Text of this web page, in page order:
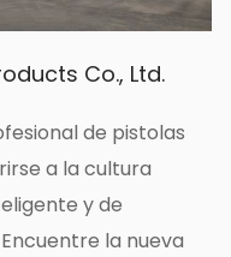
trabajos de
esta
agrícola y se
Co., Ltd.
de pistolas
a la cultura
y de
la nueva